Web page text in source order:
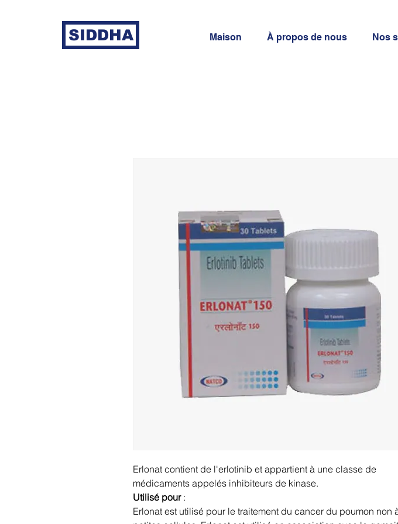
SIDDHA Maison À propos de nous Nos
Erlonat contient de l'erlotinib et appartient à une classe de
médicaments appelés inhibiteurs de kinase.
Utilisé pour:
Erlonat est utilisé pour le traitement du cancer du poumon non